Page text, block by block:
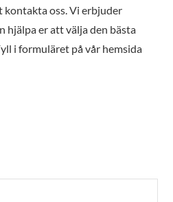
kontakta oss. Vi erbjuder
hjälpa er att välja den bästa
i formuläret på vår hemsida